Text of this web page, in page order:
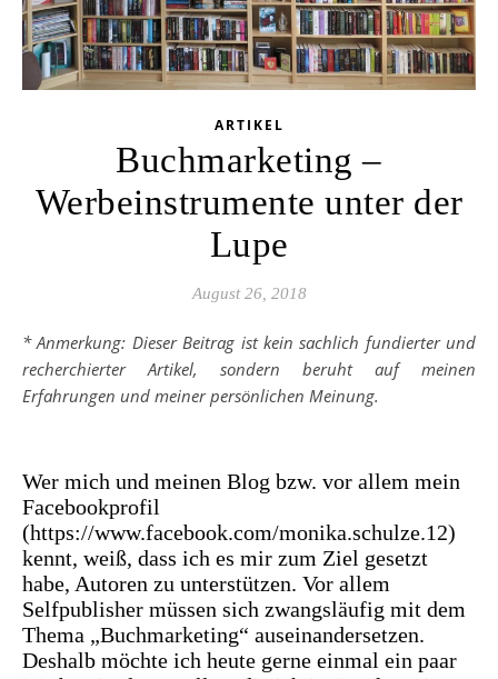
ARTIKEL
Buchmarketing –
Werbeinstrumente unter der
Lupe
August 26, 2018
* Anmerkung: Dieser Beitrag ist kein sachlich fundierter und
recherchierter Artikel, sondern beruht auf meinen
Erfahrungen und meiner persönlichen Meinung.
Wer mich und meinen Blog bzw. vor allem mein
Facebookprofil
(https://www.facebook.com/monika.schulze.12)
kennt, weiß, dass ich es mir zum Ziel gesetzt
habe, Autoren zu unterstützen. Vor allem
Selfpublisher müssen sich zwangsläufig mit dem
Thema „Buchmarketing“ auseinandersetzen.
Deshalb möchte ich heute gerne einmal ein paar